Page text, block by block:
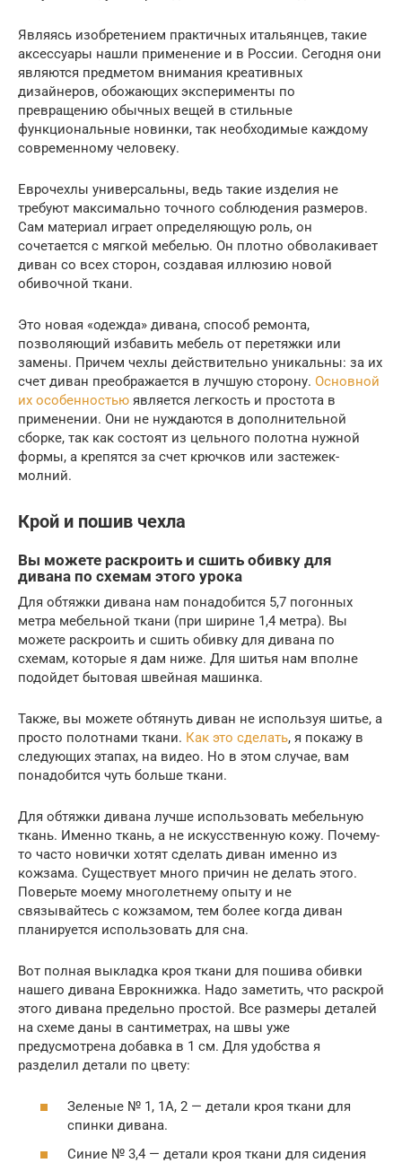
Являясь изобретением практичных итальянцев, такие
аксессуары нашли применение и в России. Сегодня они
являются предметом внимания креативных
дизайнеров, обожающих эксперименты по
превращению обычных вещей в стильные
функциональные новинки, так необходимые каждому
современному человеку.
Еврочехлы универсальны, ведь такие изделия не
требуют максимально точного соблюдения размеров.
Сам материал играет определяющую роль, он
сочетается с мягкой мебелью. Он плотно обволакивает
диван со всех сторон, создавая иллюзию новой
обивочной ткани.
Это новая «одежда» дивана, способ ремонта,
позволяющий избавить мебель от перетяжки или
замены. Причем чехлы действительно уникальны: за их
счет диван преображается в лучшую сторону. Основной
их особенностью является легкость и простота в
применении. Они не нуждаются в дополнительной
сборке, так как состоят из цельного полотна нужной
формы, а крепятся за счет крючков или застежек-
молний.
Крой и пошив чехла
Вы можете раскроить и сшить обивку для
дивана по схемам этого урока
Для обтяжки дивана нам понадобится 5,7 погонных
метра мебельной ткани (при ширине 1,4 метра). Вы
можете раскроить и сшить обивку для дивана по
схемам, которые я дам ниже. Для шитья нам вполне
подойдет бытовая швейная машинка.
Также, вы можете обтянуть диван не используя шитье, а
просто полотнами ткани. Как это сделать, я покажу в
следующих этапах, на видео. Но в этом случае, вам
понадобится чуть больше ткани.
Для обтяжки дивана лучше использовать мебельную
ткань. Именно ткань, а не искусственную кожу. Почему-
то часто новички хотят сделать диван именно из
кожзама. Существует много причин не делать этого.
Поверьте моему многолетнему опыту и не
связывайтесь с кожзамом, тем более когда диван
планируется использовать для сна.
Вот полная выкладка кроя ткани для пошива обивки
нашего дивана Еврокнижка. Надо заметить, что раскрой
этого дивана предельно простой. Все размеры деталей
на схеме даны в сантиметрах, на швы уже
предусмотрена добавка в 1 см. Для удобства я
разделил детали по цвету:
Зеленые № 1, 1А, 2 — детали кроя ткани для
спинки дивана.
Синие № 3,4 — детали кроя ткани для сидения